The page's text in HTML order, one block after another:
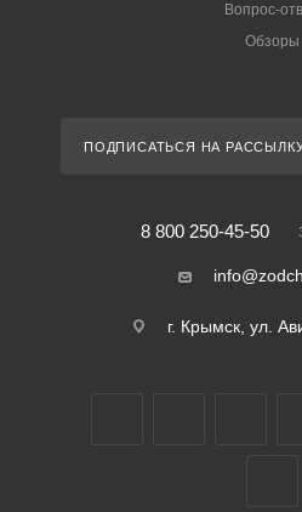
Вопрос-
Обзоры
ПОДПИСАТЬСЯ НА
8 800 250-45-50
г. Крымск, ул.